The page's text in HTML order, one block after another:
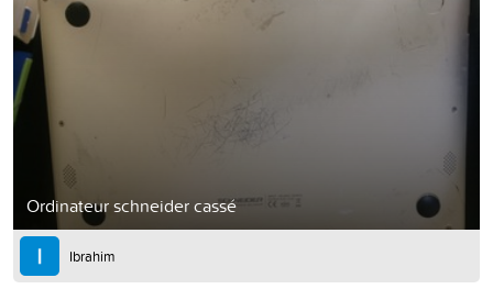
Ordinateur schneider cassé
Ibrahim